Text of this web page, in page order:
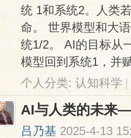
统 1和系统2。人类
命。 世界模型和大
统1/2。 AI的目标从
模型回到系统1，并
个人分类:认知科学 |
AI与人类的未来
吕乃基 2025-4-13